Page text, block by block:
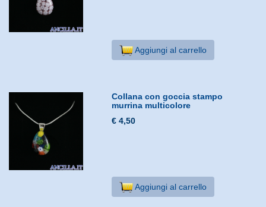
Aggiungi al carrello
Collana con goccia stampo
murrina multicolore
€ 4,50
Aggiungi al carrello